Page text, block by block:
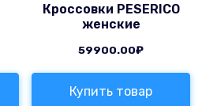
Кроссовки PESERICO
женские
59900.00₽
Купить товар